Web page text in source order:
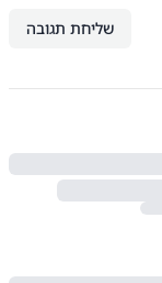
שליחת תגובה